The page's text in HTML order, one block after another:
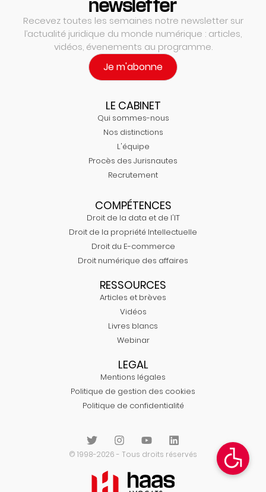
newsletter
Recevez toutes les semaines notre newsletter sur
l’actualité juridique du monde numérique : articles,
vidéos, évenements au programme.
Je m'abonne
LE CABINET
Qui sommes-nous
Nos distinctions
L'équipe
Procès des Jurisnautes
Recrutement
COMPÉTENCES
Droit de la data et de l'IT
Droit de la propriété Intellectuelle
Droit du E-commerce
Droit numérique des affaires
RESSOURCES
Articles et brèves
Vidéos
Livres blancs
Webinar
LEGAL
Mentions légales
Politique de gestion des cookies
Politique de confidentialité
© 1998-2026 - Tous droits réservés